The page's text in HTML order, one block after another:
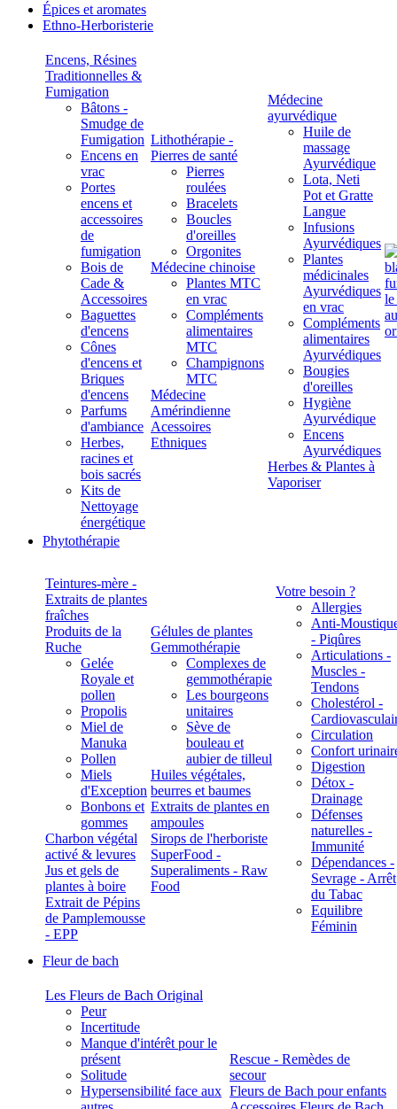
Épices et aromates
Ethno-Herboristerie
Encens, Résines
Traditionnelles &
Fumigation
Bâtons -
Smudge de
Fumigation
Encens en
vrac
Portes
encens et
accessoires
de
fumigation
Bois de
Cade &
Accessoires
Baguettes
d'encens
Cônes
d'encens et
Briques
d'encens
Parfums
d'ambiance
Herbes,
racines et
bois sacrés
Kits de
Nettoyage
énergétique
Lithothérapie -
Pierres de santé
Pierres
roulées
Bracelets
Boucles
d'oreilles
Orgonites
Médecine chinoise
Plantes MTC
en vrac
Compléments
alimentaires
MTC
Champignons
MTC
Médecine
Amérindienne
Acessoires
Ethniques
Médecine
ayurvédique
Huile de
massage
Ayurvédique
Lota, Neti
Pot et Gratte
Langue
Infusions
Ayurvédiques
Plantes
médicinales
Ayurvédiques
en vrac
Compléments
alimentaires
Ayurvédiques
Bougies
d'oreilles
Hygiène
Ayurvédique
Encens
Ayurvédiques
Herbes & Plantes à
Vaporiser
Phytothérapie
Teintures-mère -
Extraits de plantes
fraîches
Produits de la
Ruche
Gelée
Royale et
pollen
Propolis
Miel de
Manuka
Pollen
Miels
d'Exception
Bonbons et
gommes
Charbon végétal
activé & levures
Jus et gels de
plantes à boire
Extrait de Pépins
de Pamplemousse
- EPP
Gélules de plantes
Gemmothérapie
Complexes de
gemmothérapie
Les bourgeons
unitaires
Sève de
bouleau et
aubier de tilleul
Huiles végétales,
beurres et baumes
Extraits de plantes en
ampoules
Sirops de l'herboriste
SuperFood -
Superaliments - Raw
Food
Votre besoin ?
Allergies
Anti-
- Piqûres
Articulations -
Muscles -
Tendons
Cholestérol -
Circulation
Confort
Digestion
Détox -
Drainage
Défenses
naturelles -
Immunité
Dépendances -
Sevrage - Arrêt
du Tabac
Equilibre
Féminin
Fleur de bach
Les Fleurs de Bach Original
Peur
Incertitude
Manque d'intérêt pour le
présent
Solitude
Hypersensibilité face aux
Rescue - Remèdes de
secour
Fleurs de Bach pour enfants